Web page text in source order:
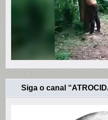
Siga o canal